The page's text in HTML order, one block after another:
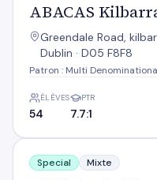
ABACAS
Greendale Road,
Dublin · D05 F8F8
Patron : Multi
ÉLÈVES
54
PTR
7.7:1
St Michael's House
Special Mixte